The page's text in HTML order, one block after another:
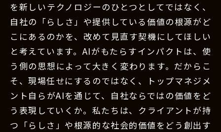
を新しいテクノロジーのひとつとしてではなく、
自社の「らしさ」や提供している価値の根源がど
こにあるのかを、改めて見直す契機にしてほしい
と考えています。AIがもたらすインパクトは、使
う側の思想によって大きく変わります。だからこ
そ、現場任せにするのではなく、トップマネジメ
ント自らがAIを通じて、自社ならではの価値をど
う表現していくか。私たちは、クライアントが持
つ「らしさ」や根源的な社会的価値をどう創出す